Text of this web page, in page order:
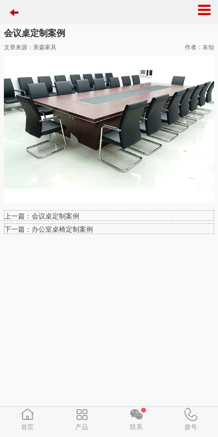
会议桌定制案例
文章来源：美森家具 作者：未知
上一篇：会议桌定制案例
下一篇：办公室桌椅定制案例
首页 产品 联系 拨号